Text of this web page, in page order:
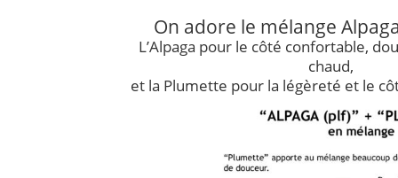
On adore le mélange
L’Alpaga pour le côté confortable,
chaud,
et la Plumette pour la légèreté et le